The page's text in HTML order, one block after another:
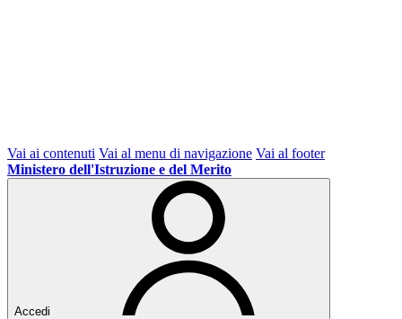
Vai ai contenuti Vai al menu di navigazione Vai al footer
Ministero dell'Istruzione e del Merito
Accedi